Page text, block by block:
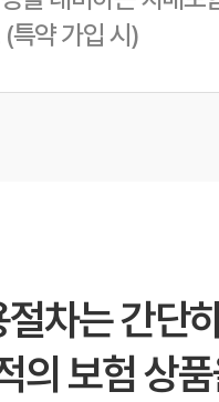
특약 가입 시)
차는 간단
의 보험 상